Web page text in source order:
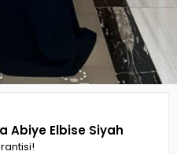
Abiye Elbise Siyah